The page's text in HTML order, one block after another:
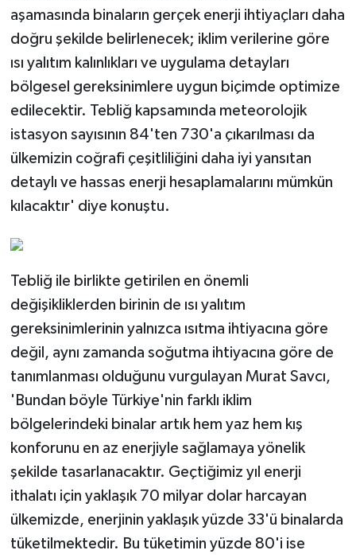
aşamasında binaların gerçek enerji ihtiyaçları daha
doğru şekilde belirlenecek; iklim verilerine göre
ısı yalıtım kalınlıkları ve uygulama detayları
bölgesel gereksinimlere uygun biçimde optimize
edilecektir. Tebliğ kapsamında meteorolojik
istasyon sayısının 84'ten 730'a çıkarılması da
ülkemizin coğrafi çeşitliliğini daha iyi yansıtan
detaylı ve hassas enerji hesaplamalarını mümkün
kılacaktır' diye konuştu.
Tebliğ ile birlikte getirilen en önemli
değişikliklerden birinin de ısı yalıtım
gereksinimlerinin yalnızca ısıtma ihtiyacına göre
değil, aynı zamanda soğutma ihtiyacına göre de
tanımlanması olduğunu vurgulayan Murat Savcı,
'Bundan böyle Türkiye'nin farklı iklim
bölgelerindeki binalar artık hem yaz hem kış
konforunu en az enerjiyle sağlamaya yönelik
şekilde tasarlanacaktır. Geçtiğimiz yıl enerji
ithalatı için yaklaşık 70 milyar dolar harcayan
ülkemizde, enerjinin yaklaşık yüzde 33'ü binalarda
tüketilmektedir. Bu tüketimin yüzde 80'i ise